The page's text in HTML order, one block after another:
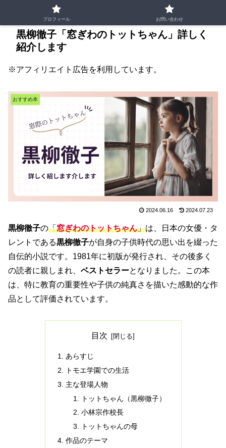
黒柳徹子「窓ぎわのトットちゃん」詳しく
紹介します
※アフィリエイト広告を利用しています。
おすすめ本
2024.06.16 2024.07.23
黒柳徹子の「窓ぎわのトットちゃん」は、日本の女優・タ
レントである黒柳徹子が自身の子供時代の思い出を綴った
自伝的小説です。1981年に初版が発行され、その後多く
の読者に親しまれ、 ベストセラーとなりました。この本
は、特に教育の重要性や子供の純真さを描いた感動的な作
品として評価されています。
目次
あらすじ
トモエ学園での生活
主な登場人物
トットちゃん（黒柳徹子）
小林宗作校長
トットちゃんの母
作品のテーマ
プロフィール お問い合わせ